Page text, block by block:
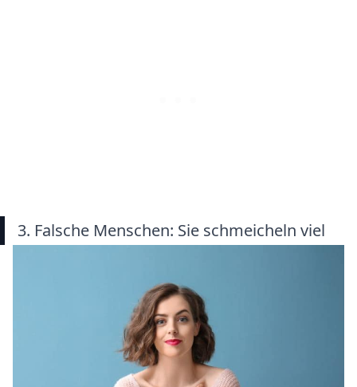
3. Falsche Menschen: Sie schmeicheln viel